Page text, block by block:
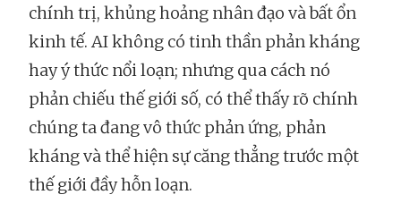
chính trị, khủng hoảng nhân đạo và bất ổn
kinh tế. AI không có tinh thần phản kháng
hay ý thức nổi loạn; nhưng qua cách nó
phản chiếu thế giới số, có thể thấy rõ chính
chúng ta đang vô thức phản ứng, phản
kháng và thể hiện sự căng thẳng trước một
thế giới đầy hỗn loạn.